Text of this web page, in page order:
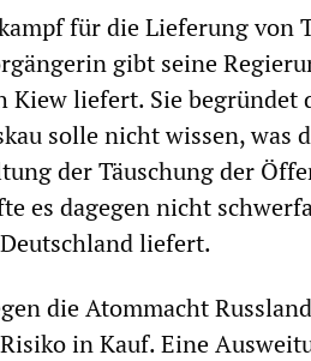
für die Lieferung von
gibt seine
Kiew liefert. Sie begründet
solle nicht wissen, was
der Täuschung der
es dagegen nicht
liefert.
die Atommacht
in Kauf. Eine